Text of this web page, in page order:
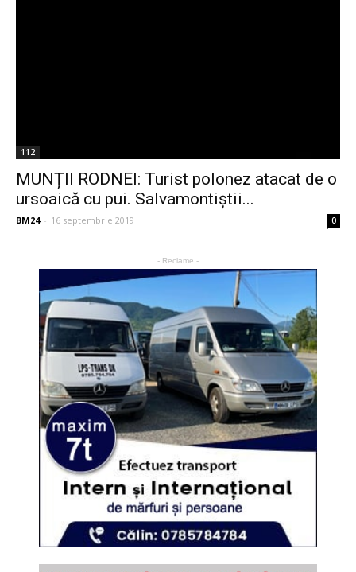
112
MUNȚII RODNEI: Turist polonez atacat de o
ursoaică cu pui. Salvamontiștii...
BM24 - 16 septembrie 2019 0
- Reclame -